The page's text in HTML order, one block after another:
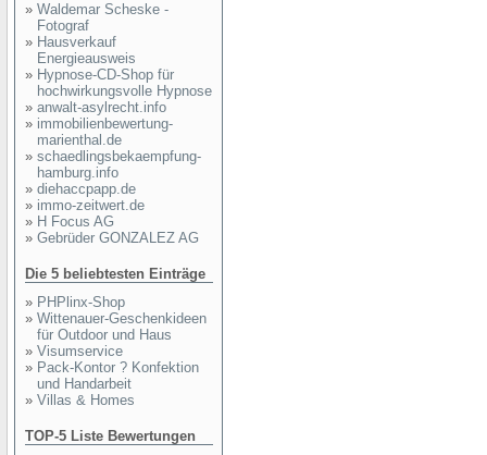
» Waldemar Scheske -
Fotograf
» Hausverkauf
Energieausweis
» Hypnose-CD-Shop für
hochwirkungsvolle Hypnose
» anwalt-asylrecht.info
» immobilienbewertung-
marienthal.de
» schaedlingsbekaempfung-
hamburg.info
» diehaccpapp.de
» immo-zeitwert.de
» H Focus AG
» Gebrüder GONZALEZ AG
Die 5 beliebtesten Einträge
» PHPlinx-Shop
» Wittenauer-Geschenkideen
für Outdoor und Haus
» Visumservice
» Pack-Kontor ? Konfektion
und Handarbeit
» Villas & Homes
TOP-5 Liste Bewertungen